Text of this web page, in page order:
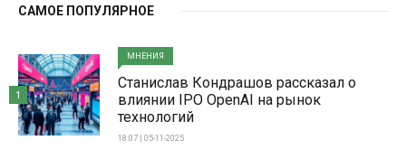
САМОЕ ПОПУЛЯРНОЕ
МНЕНИЯ
Станислав Кондрашов рассказал о
влиянии IPO OpenAI на рынок
технологий
18:07 | 05-11-2025
1